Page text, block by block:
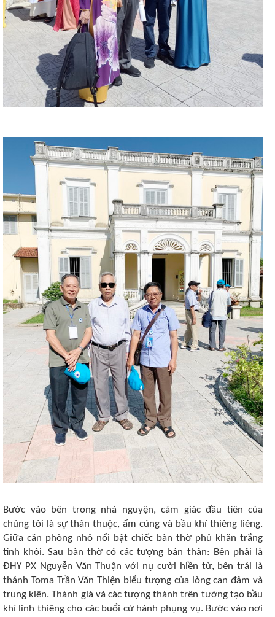
Bước vào bên trong nhà nguyện, cảm giác đầu tiên của
chúng tôi là sự thân thuộc, ấm cúng và bầu khí thiêng liêng.
Giữa căn phòng nhỏ nổi bật chiếc bàn thờ phủ khăn trắng
tinh khôi. Sau bàn thờ có các tượng bán thân: Bên phải là
ĐHY PX Nguyễn Văn Thuận với nụ cười hiền từ, bên trái là
thánh Toma Trần Văn Thiện biểu tượng của lòng can đảm và
trung kiên. Thánh giá và các tượng thánh trên tường tạo bầu
khí linh thiêng cho các buổi cử hành phụng vụ. Bước vào nơi